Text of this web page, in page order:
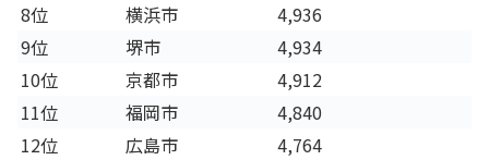
8位
横浜市
4,936
9位
堺市
4,934
10位
京都市
4,912
11位
福岡市
4,840
12位
広島市
4,764